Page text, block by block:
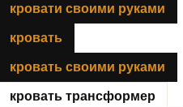
кровати своими руками
кровать
кровать своими руками
кровать трансформер